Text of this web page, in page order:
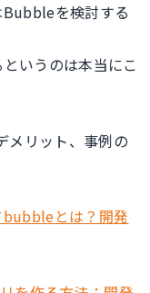
を検討する
いうのは本当にこ
メリット、事例の
bubbleとは？開発